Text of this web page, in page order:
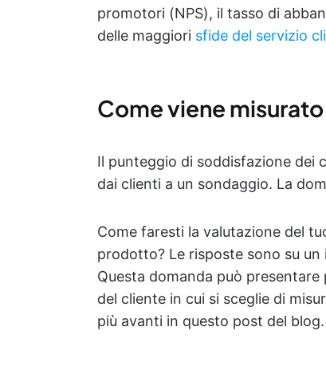
promotori (NPS), il tasso di
delle maggiori sfide del servizio
Come viene misurato
Il punteggio di soddisfazione dei
dai clienti a un sondaggio. La
Come faresti la valutazione del
prodotto? Le risposte sono su
Questa domanda può
del cliente in cui si sceglie di
più avanti in questo post del blog.